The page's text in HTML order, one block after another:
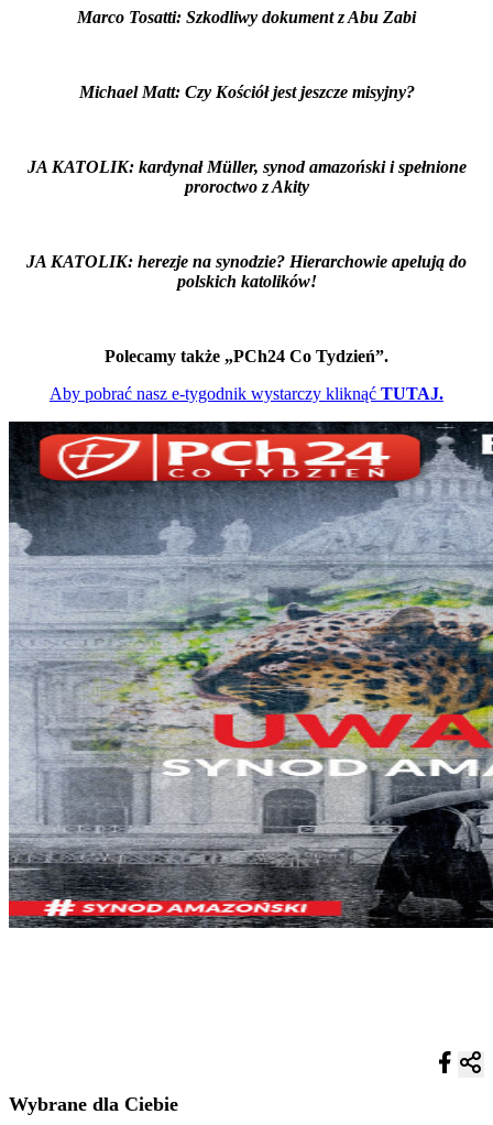
Marco Tosatti: Szkodliwy dokument z Abu Zabi
Michael Matt: Czy Kościół jest jeszcze misyjny?
JA KATOLIK: kardynał Müller, synod amazoński i spełnione
proroctwo z Akity
JA KATOLIK: herezje na synodzie? Hierarchowie apelują do
polskich katolików!
Polecamy także „PCh24 Co Tydzień”.
Aby pobrać nasz e-tygodnik wystarczy kliknąć TUTAJ.
Wybrane dla Ciebie